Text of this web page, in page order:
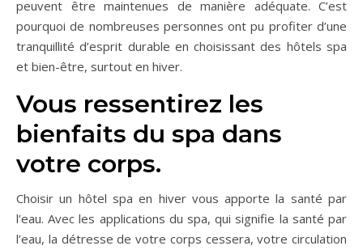
peuvent être maintenues de manière adéquate. C’est
pourquoi de nombreuses personnes ont pu profiter d’une
tranquillité d’esprit durable en choisissant des hôtels spa
et bien-être, surtout en hiver.
Vous ressentirez les
bienfaits du spa dans
votre corps.
Choisir un hôtel spa en hiver vous apporte la santé par
l’eau. Avec les applications du spa, qui signifie la santé par
l’eau, la détresse de votre corps cessera, votre circulation